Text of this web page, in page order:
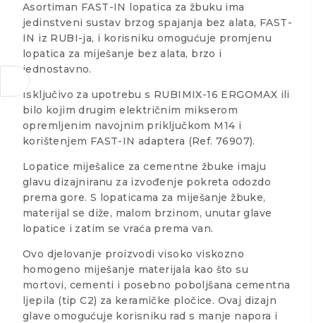
Asortiman FAST-IN lopatica za žbuku ima
jedinstveni sustav brzog spajanja bez alata, FAST-
IN iz RUBI-ja, i korisniku omogućuje promjenu
lopatica za miješanje bez alata, brzo i
jednostavno.
Isključivo za upotrebu s RUBIMIX-16 ERGOMAX ili
bilo kojim drugim električnim mikserom
opremljenim navojnim priključkom M14 i
korištenjem FAST-IN adaptera (Ref. 76907).
Lopatice miješalice za cementne žbuke imaju
glavu dizajniranu za izvođenje pokreta odozdo
prema gore. S lopaticama za miješanje žbuke,
materijal se diže, malom brzinom, unutar glave
lopatice i zatim se vraća prema van.
Ovo djelovanje proizvodi visoko viskozno
homogeno miješanje materijala kao što su
mortovi, cementi i posebno poboljšana cementna
ljepila (tip C2) za keramičke pločice. Ovaj dizajn
glave omogućuje korisniku rad s manje napora i